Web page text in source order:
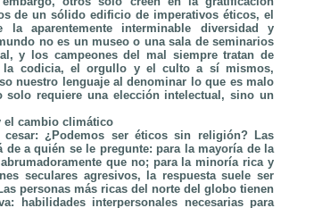
de un sólido edificio de imperativos éticos, el
aparentemente interminable diversidad y
no es un museo o una sala de seminarios
y los campeones del mal siempre tratan de
la codicia, el orgullo y el culto a sí mismos,
nuestro lenguaje al denominar lo que es malo
requiere una elección intelectual, sino un
el cambio climático
¿Podemos ser éticos sin religión? Las
de a quién se le pregunte: para la mayoría de la
que no; para la minoría rica y
seculares agresivos, la respuesta suele ser
personas más ricas del norte del globo tienen
habilidades interpersonales necesarias para